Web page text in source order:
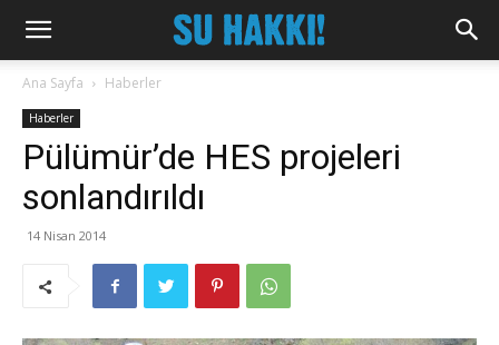
Ana Sayfa Haberler
Haberler
Pülümür’de HES projeleri
sonlandırıldı
14 Nisan 2014